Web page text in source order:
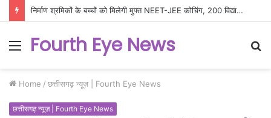
निर्माण श्रमिकों के बच्चों को मिलेगी मुफ्त NEET-JEE कोचिंग, 200 विद्यार्थियों के लिए उत्कृष्ट शिक्षा योजना को मंजूरी
Menu
Fourth Eye News
Home / छत्तीसगढ़ न्यूज़ | Fourth Eye News
छत्तीसगढ़ न्यूज़ | Fourth Eye News